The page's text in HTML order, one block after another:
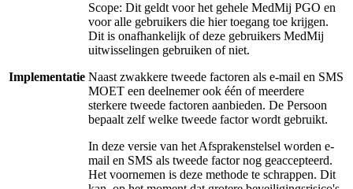
Implementatie
Scope: Dit geldt voor het gehele MedMij PGO en
voor alle gebruikers die hier toegang toe krijgen.
Dit is onafhankelijk of deze gebruikers MedMij
uitwisselingen gebruiken of niet.
Naast zwakkere tweede factoren als e-mail en SMS
MOET een deelnemer ook één of meerdere
sterkere tweede factoren aanbieden. De Persoon
bepaalt zelf welke tweede factor wordt gebruikt.
In deze versie van het Afsprakenstelsel worden e-
mail en SMS als tweede factor nog geaccepteerd.
Het voornemen is deze methode te schrappen. Dit